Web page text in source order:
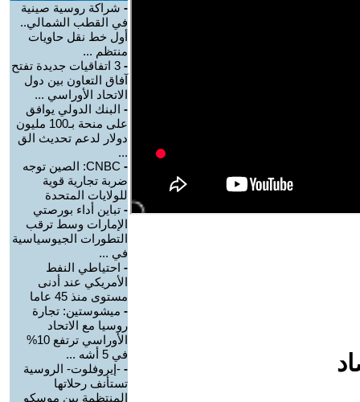
- شراكة روسية صينية
في القطب الشمالي..
أول خط نقل حاويات
منتظم ...
-
3 اتفاقيات جديدة تفتح
آفاق التعاون بين دول
الاتحاد الأوراسي ...
- البنك الدولي يوافق
على منحة بـ100 مليون
دولار لدعم تحديث الق
...
-
CNBC: الصين توجه
ضربة تجارية قوية
للولايات المتحدة
- تباين أداء بورصتي
الإمارات وسط ترقب
التطورات الجيوسياسية
في ...
- احتياطي النفط
الأمريكي عند أدنى
مستوى منذ 45 عاما
- ميشوستين: تجارة
روسيا مع الاتحاد
الأوراسي ترتفع 10%
في 5 أشه ...
- -إيروفلوت- الروسية
تستأنف رحلاتها
المنتظمة بين موسكو